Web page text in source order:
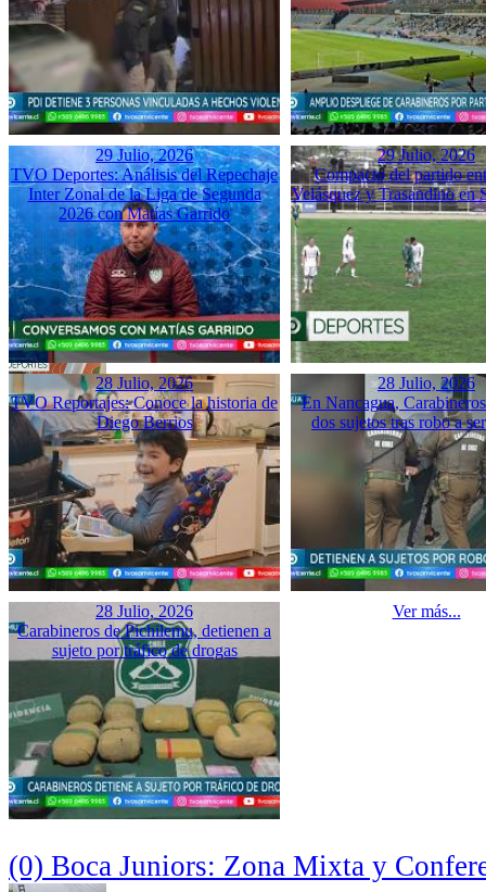
29 Julio, 2026
TVO Deportes: Análisis del Repechaje
Inter Zonal de la Liga de Segunda
2026 con Matías Garrido
29 Julio, 2026
Compacto del partido
Velásquez y Trasandino en
28 Julio, 2026
TVO Reportajes: Conoce la historia de
Diego Berrios
28 Julio, 2026
En Nancagua,
dos sujetos tras robo a
28 Julio, 2026
Carabineros de Pichilemu, detienen a
sujeto por tráfico de drogas
Ver más...
(0) Boca Juniors: Zona Mixta y